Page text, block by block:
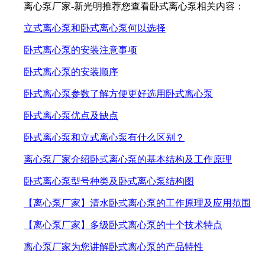
离心泵厂家-新光明推荐您查看卧式离心泵相关内容：
立式离心泵和卧式离心泵何以选择
卧式离心泵的安装注意事项
卧式离心泵的安装顺序
卧式离心泵参数了解方便更好选用卧式离心泵
卧式离心泵优点及缺点
卧式离心泵和立式离心泵有什么区别？
离心泵厂家介绍卧式离心泵的基本结构及工作原理
卧式离心泵型号种类及卧式离心泵结构图
【离心泵厂家】清水卧式离心泵的工作原理及应用范围
【离心泵厂家】多级卧式离心泵的十个技术特点
离心泵厂家为您讲解卧式离心泵的产品特性